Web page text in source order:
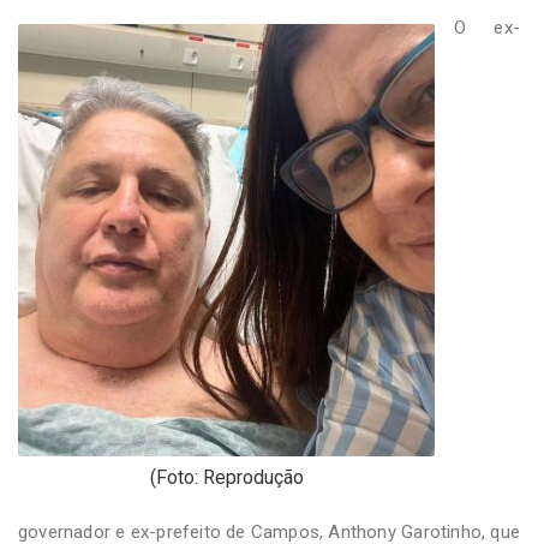
Desenvolvido
por
Hesea
Tecnologia
Sistemas
(Foto: Reprodução
O ex-
governador e ex-prefeito de Campos, Anthony Garotinho, que